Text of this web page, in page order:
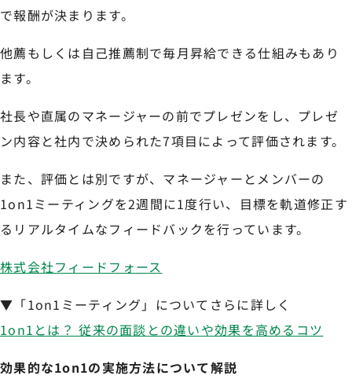
で報酬が決まります。
他薦もしくは自己推薦制で毎月昇給できる仕組みもあり
ます。
社長や直属のマネージャーの前でプレゼンをし、プレゼ
ン内容と社内で決められた7項目によって評価されます。
また、評価とは別ですが、マネージャーとメンバーの
1on1ミーティングを2週間に1度行い、目標を軌道修正す
るリアルタイムなフィードバックを行っています。
株式会社フィードフォース
▼「1on1ミーティング」についてさらに詳しく
1on1とは？ 従来の面談との違いや効果を高めるコツ
効果的な1on1の実施方法について解説